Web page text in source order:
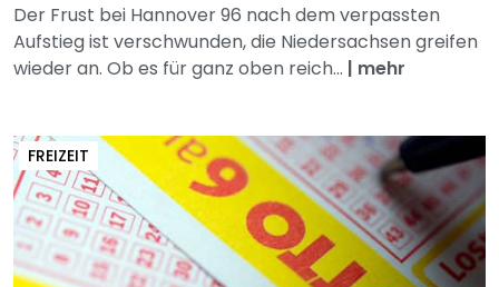
Der Frust bei Hannover 96 nach dem verpassten
Aufstieg ist verschwunden, die Niedersachsen greifen
wieder an. Ob es für ganz oben reich... | mehr
FREIZEIT